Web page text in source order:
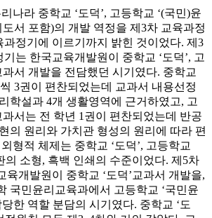
나라 중학교 ‘도덕’, 고등학교 ‘(국민)윤
서 포함)의 개발 역정을 제3차 교육과정
과정기에 이르기까지 밝힌 것이었다. 제3
는 한국교육개발원이 중학교 ‘도덕’, 고
과서 개발을 전담했던 시기였다. 중학교
3권이 편찬되었는데 교과서 내용선정
학설과 4개 생활영역에 근거하였고, 고
과서는 전 학년 1권이 편찬되었는데 반공
의 원리와 가치관 형성의 원리에 따라 편
형적 체제는 중학교 ‘도덕’, 고등학교
의 소형, 흑백 인쇄의 수준이었다. 제5차
육개발원이 중학교 ‘도덕’교과서 개발을,
국민윤리교육과에서 고등학교 ‘국민윤
한 역할 분담의 시기였다. 중학교 ‘도